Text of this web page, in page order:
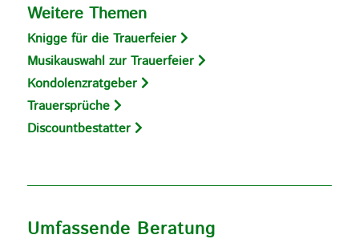
Weitere Themen
Knigge für die Trauerfeier
Musikauswahl zur Trauerfeier
Kondolenzratgeber
Trauersprüche
Discountbestatter
Umfassende Beratung